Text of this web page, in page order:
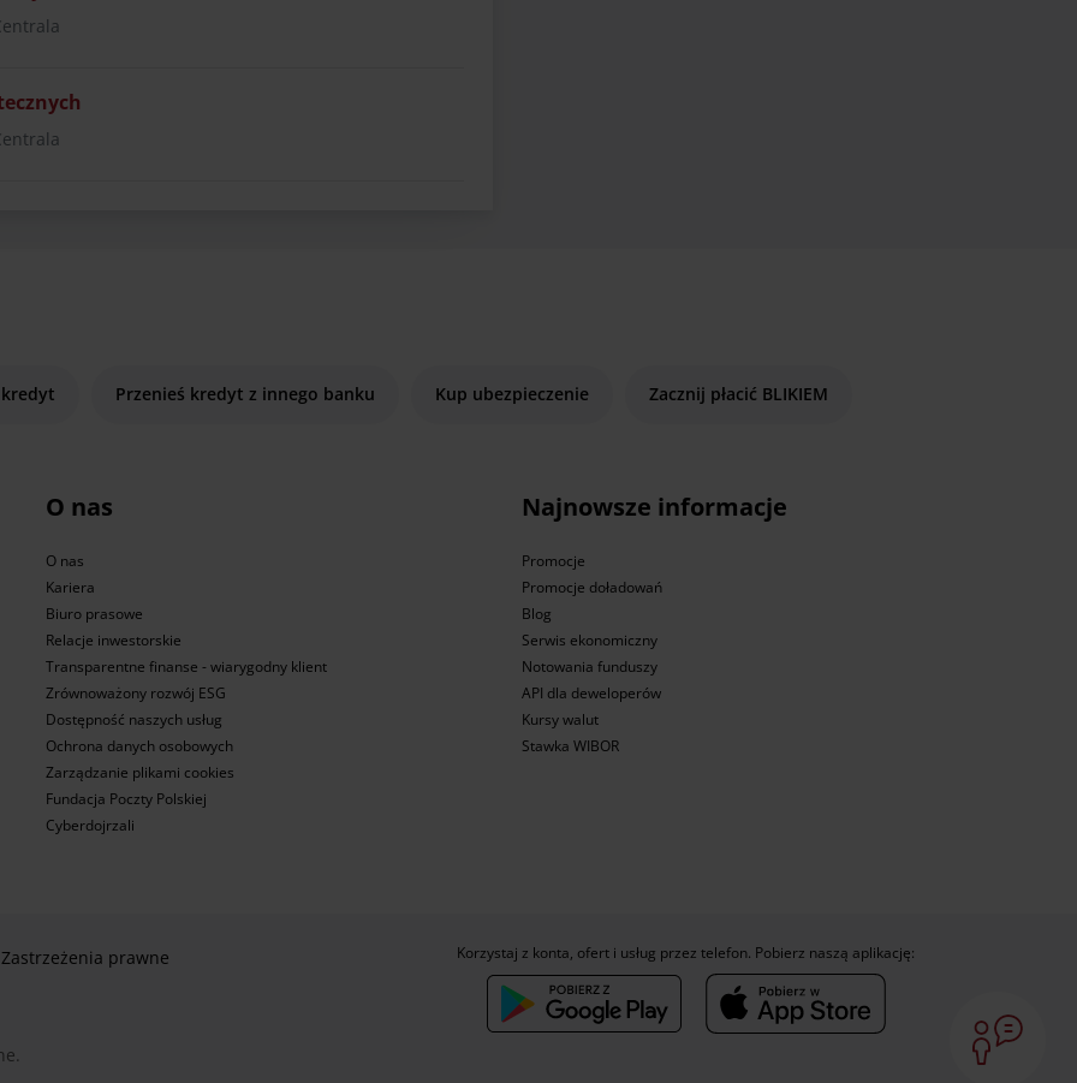
Przenieś kredyt z innego banku Kup ubezpieczenie Zacznij płacić BLIKIEM
O nas
O nas
Kariera
Biuro prasowe
Relacje inwestorskie
Transparentne finanse - wiarygodny klient
Zrównoważony rozwój ESG
Dostępność naszych usług
Ochrona danych osobowych
Zarządzanie plikami cookies
Fundacja Poczty Polskiej
Cyberdojrzali
Najnowsze informacje
Promocje
Promocje doładowań
Blog
Serwis ekonomiczny
Notowania funduszy
API dla deweloperów
Kursy walut
Stawka WIBOR
Zastrzeżenia prawne Korzystaj z konta, ofert i usług przez telefon. Pobierz naszą aplikację: